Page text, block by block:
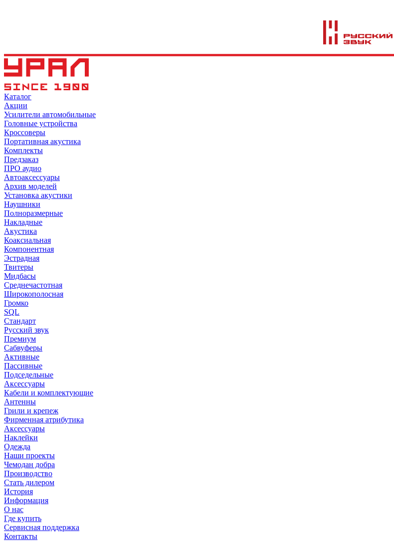
Каталог
Акции
Усилители автомобильные
Головные устройства
Кроссоверы
Портативная акустика
Комплекты
Предзаказ
ПРО аудио
Автоаксессуары
Архив моделей
Установка акустики
Наушники
Полноразмерные
Накладные
Акустика
Коаксиальная
Компонентная
Эстрадная
Твитеры
Мидбасы
Среднечастотная
Широкополосная
Громко
SQL
Стандарт
Русский звук
Премиум
Сабвуферы
Активные
Пассивные
Подседельные
Аксессуары
Кабели и комплектующие
Антенны
Грили и крепеж
Фирменная атрибутика
Аксессуары
Наклейки
Одежда
Наши проекты
Чемодан добра
Производство
Стать дилером
История
Информация
О нас
Где купить
Сервисная поддержка
Контакты